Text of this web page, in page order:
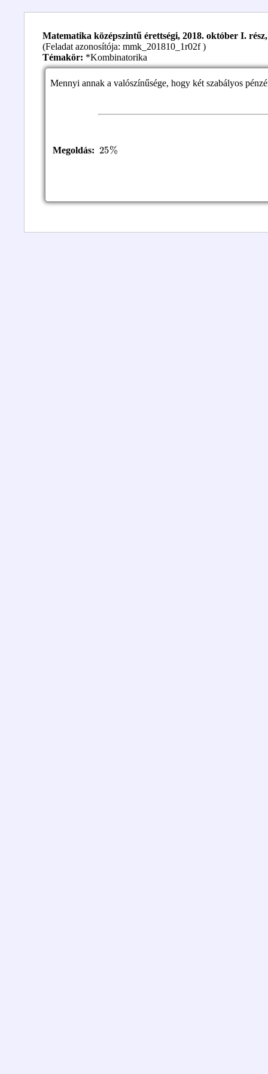
Matematika középszintű érettségi, 2018. október I.
(Feladat azonosítója: mmk_201810_1r02f )
Témakör: *Kombinatorika
Mennyi annak a valószínűsége, hogy két szabályos
Megoldás: 25%